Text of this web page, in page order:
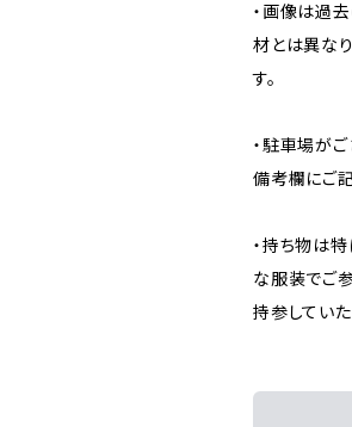
・画像は過
材とは異な
す。
・駐車場が
備考欄にご
・持ち物は
な服装でご
持参してい